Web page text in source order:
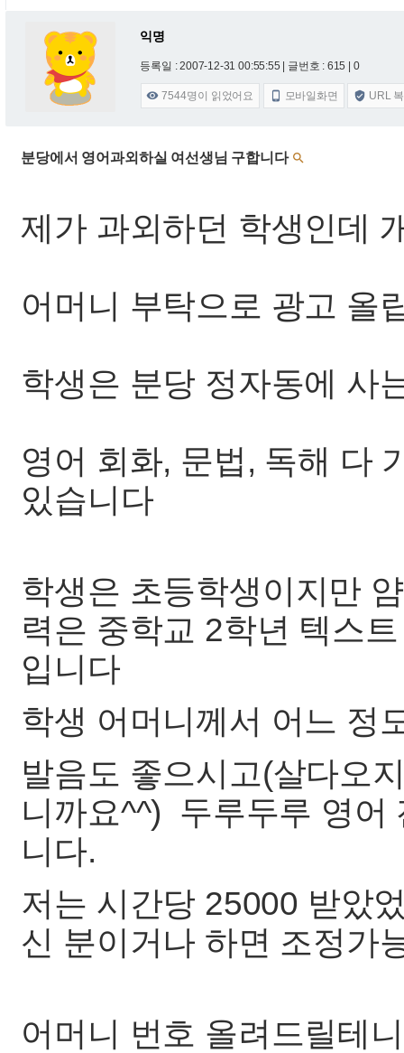
익명
등록일 : 2007-12-31 00:55:55 | 글번호 : 615 | 0
 7544명이 읽었어요  모바일화면  URL
분당에서 영어과외하실 여선생님 구합니다 
제가 과외하던 학생인데
어머니 부탁으로 광고 올
학생은 분당 정자동에 사
영어 회화, 문법, 독해 다
있습니다
학생은 초등학생이지만
력은 중학교 2학년 텍스
입니다
학생 어머니께서 어느 정
발음도 좋으시고(살다오
니까요^^) 두루두루 영어
니다.
저는 시간당 25000 받았
신 분이거나 하면 조정가
어머니 번호 올려드릴테